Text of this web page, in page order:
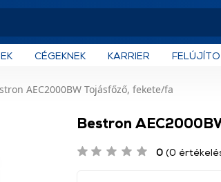
CÉGEKNEK KARRIER
AEC2000BW Tojásfőző, fekete/fa
Bestron
0 (0